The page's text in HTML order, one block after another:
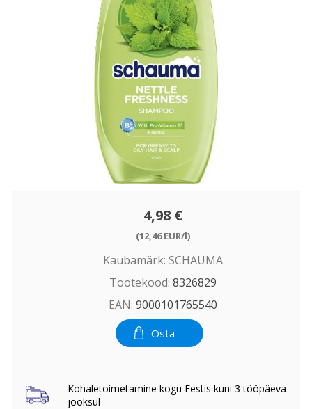
4,98 €
(12,46 EUR/l)
Kaubamärk: SCHAUMA
Tootekood: 8326829
EAN: 9000101765540
Osta
Kohaletoimetamine kogu Eestis kuni 3 tööpäeva
jooksul